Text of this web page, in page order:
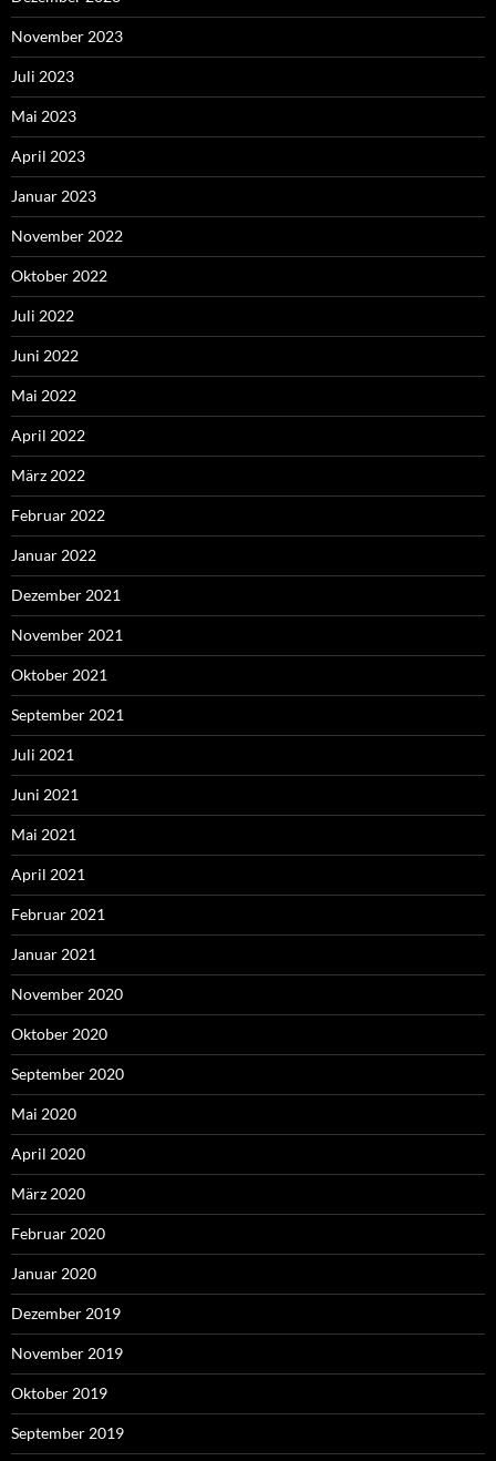
November 2023
Juli 2023
Mai 2023
April 2023
Januar 2023
November 2022
Oktober 2022
Juli 2022
Juni 2022
Mai 2022
April 2022
März 2022
Februar 2022
Januar 2022
Dezember 2021
November 2021
Oktober 2021
September 2021
Juli 2021
Juni 2021
Mai 2021
April 2021
Februar 2021
Januar 2021
November 2020
Oktober 2020
September 2020
Mai 2020
April 2020
März 2020
Februar 2020
Januar 2020
Dezember 2019
November 2019
Oktober 2019
September 2019